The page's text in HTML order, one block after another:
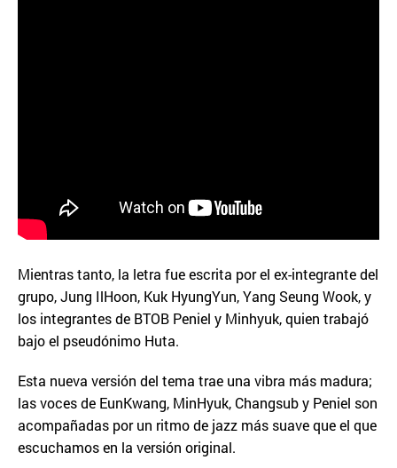
Mientras tanto, la letra fue escrita por el ex-integrante del
grupo, Jung IlHoon, Kuk HyungYun, Yang Seung Wook, y
los integrantes de BTOB Peniel y Minhyuk, quien trabajó
bajo el pseudónimo Huta.
Esta nueva versión del tema trae una vibra más madura;
las voces de EunKwang, MinHyuk, Changsub y Peniel son
acompañadas por un ritmo de jazz más suave que el que
escuchamos en la versión original.